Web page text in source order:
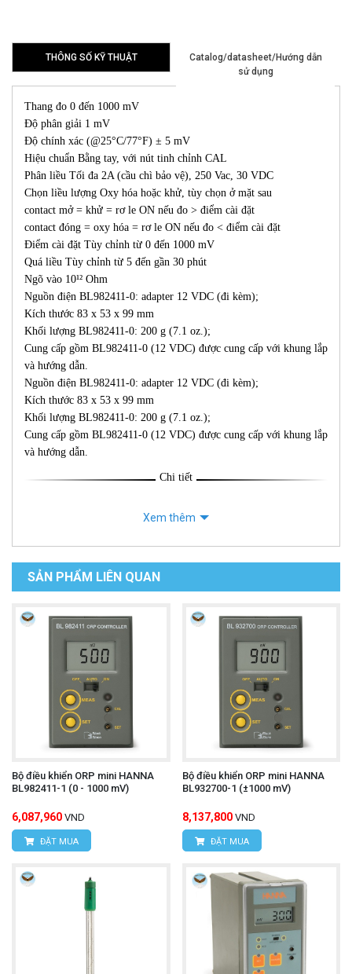
THÔNG SỐ KỸ THUẬT
Catalog/datasheet/Hướng dẫn
sử dụng
Thang đo 0 đến 1000 mV
Độ phân giải 1 mV
Độ chính xác (@25°C/77°F) ± 5 mV
Hiệu chuẩn Bằng tay, với nút tinh chỉnh CAL
Phân liều Tối đa 2A (cầu chì bảo vệ), 250 Vac, 30 VDC
Chọn liều lượng Oxy hóa hoặc khử, tùy chọn ở mặt sau
contact mở = khử = rơ le ON nếu đo > điểm cài đặt
contact đóng = oxy hóa = rơ le ON nếu đo < điểm cài đặt
Điểm cài đặt Tùy chỉnh từ 0 đến 1000 mV
Quá liều Tùy chỉnh từ 5 đến gần 30 phút
Ngõ vào 10¹² Ohm
Nguồn điện BL982411-0: adapter 12 VDC (đi kèm);
Kích thước 83 x 53 x 99 mm
Khối lượng BL982411-0: 200 g (7.1 oz.);
Cung cấp gồm BL982411-0 (12 VDC) được cung cấp với khung lắp
và hướng dẫn.
Nguồn điện BL982411-0: adapter 12 VDC (đi kèm);
Kích thước 83 x 53 x 99 mm
Khối lượng BL982411-0: 200 g (7.1 oz.);
Cung cấp gồm BL982411-0 (12 VDC) được cung cấp với khung lắp
và hướng dẫn.
Chi tiết
Xem thêm
SẢN PHẨM LIÊN QUAN
Bộ điều khiển ORP mini HANNA
BL982411-1 (0 - 1000 mV)
6,087,960 VND
ĐẶT MUA
Bộ điều khiển ORP mini HANNA
BL932700-1 (±1000 mV)
8,137,800 VND
ĐẶT MUA